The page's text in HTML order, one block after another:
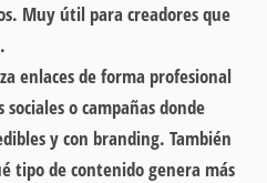
Muy útil para creadores que
enlaces de forma profesional
o campañas donde
y con branding. También
tipo de contenido genera más